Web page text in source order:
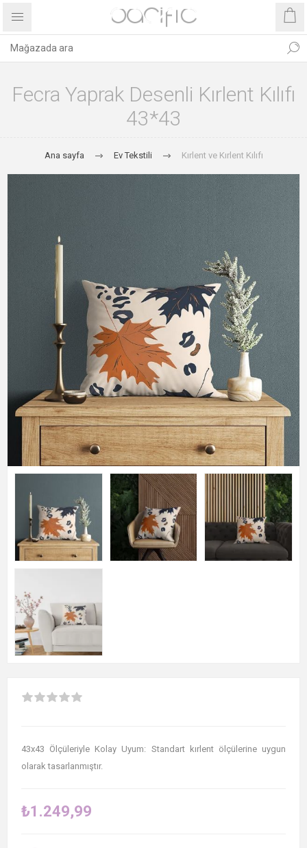
Fecra Yaprak Desenli Kırlent Kılıfı
43*43
Ana sayfa Ev Tekstili Kırlent ve Kırlent Kılıfı
43x43 Ölçüleriyle Kolay Uyum: Standart kırlent ölçülerine uygun
olarak tasarlanmıştır.
₺1.249,99